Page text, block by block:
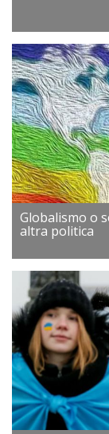
Globalismo o
altra politica